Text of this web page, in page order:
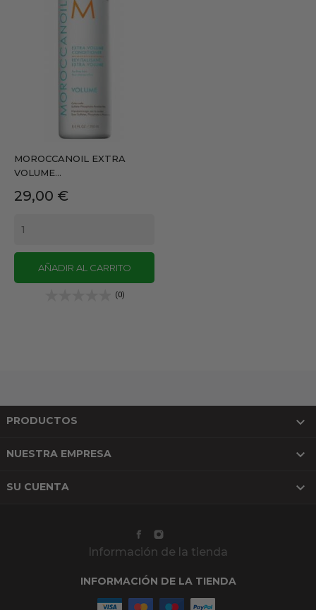
MOROCCANOIL EXTRA
VOLUME...
Precio
29,00 €
AÑADIR AL CARRITO
(0)
PRODUCTOS 
NUESTRA EMPRESA 
SU CUENTA 
Información de la tienda
INFORMACIÓN DE LA TIENDA